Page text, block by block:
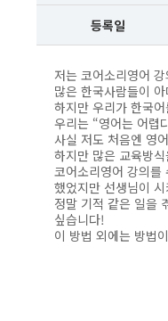
등록일
저는 코어소리영어
많은 한국사람들이
하지만 우리가 한국
우리는 “영어는 어렵
사실 저도 처음엔 영
하지만 많은 교육방
코어소리영어 강의를
했었지만 선생님이
정말 기적 같은 일을
싶습니다!
이 방법 외에는 방법